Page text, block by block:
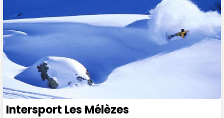
Intersport Les Mélèzes